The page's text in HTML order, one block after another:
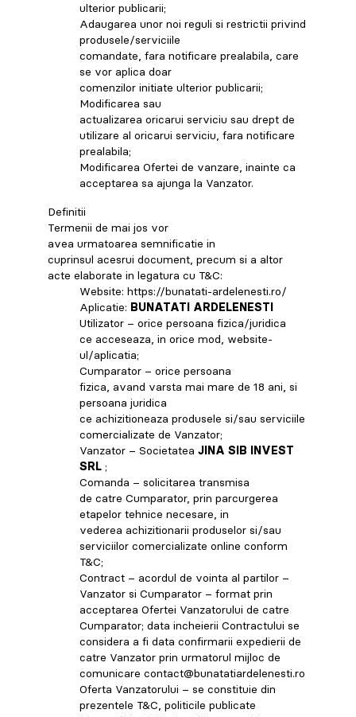
ulterior publicarii;
Adaugarea unor noi reguli si restrictii privind
produsele/serviciile
comandate, fara notificare prealabila, care
se vor aplica doar
comenzilor initiate ulterior publicarii;
Modificarea sau
actualizarea oricarui serviciu sau drept de
utilizare al oricarui serviciu, fara notificare
prealabila;
Modificarea Ofertei de vanzare, inainte ca
acceptarea sa ajunga la Vanzator.
Definitii
Termenii de mai jos vor
avea urmatoarea semnificatie in
cuprinsul acesrui document, precum si a altor
acte elaborate in legatura cu T&C:
Website: https://bunatati-ardelenesti.ro/
Aplicatie: BUNATATI ARDELENESTI
Utilizator – orice persoana fizica/juridica
ce acceseaza, in orice mod, website-
ul/aplicatia;
Cumparator – orice persoana
fizica, avand varsta mai mare de 18 ani, si
persoana juridica
ce achizitioneaza produsele si/sau serviciile
comercializate de Vanzator;
Vanzator – Societatea JINA SIB INVEST
SRL ;
Comanda – solicitarea transmisa
de catre Cumparator, prin parcurgerea
etapelor tehnice necesare, in
vederea achizitionarii produselor si/sau
serviciilor comercializate online conform
T&C;
Contract – acordul de vointa al partilor –
Vanzator si Cumparator – format prin
acceptarea Ofertei Vanzatorului de catre
Cumparator; data incheierii Contractului se
considera a fi data confirmarii expedierii de
catre Vanzator prin urmatorul mijloc de
comunicare contact@bunatatiardelenesti.ro
Oferta Vanzatorului – se constituie din
prezentele T&C, politicile publicate